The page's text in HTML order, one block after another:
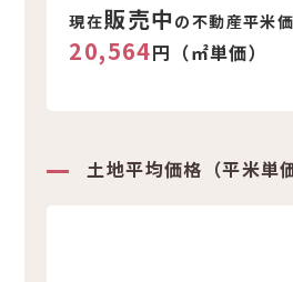
現在販売中 の不動産平米
20,564円（㎡単価）
土地平均価格（平米単